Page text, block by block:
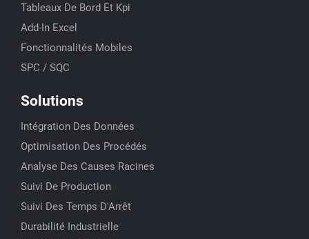
Tableaux De Bord Et Kpi
Add-In Excel
Fonctionnalités Mobiles
SPC / SQC
Solutions
Intégration Des Données
Optimisation Des Procédés
Analyse Des Causes Racines
Suivi De Production
Suivi Des Temps D'Arrêt
Durabilité Industrielle